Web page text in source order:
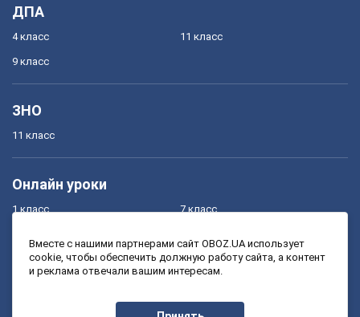
ДПА
4 класс
9 класс
11 класс
ЗНО
11 класс
Онлайн уроки
1 класс
3 класс
7 класс
9 класс
Вместе с нашими партнерами сайт OBOZ.UA использует
cookie, чтобы обеспечить должную работу сайта, а контент
и реклама отвечали вашим интересам.